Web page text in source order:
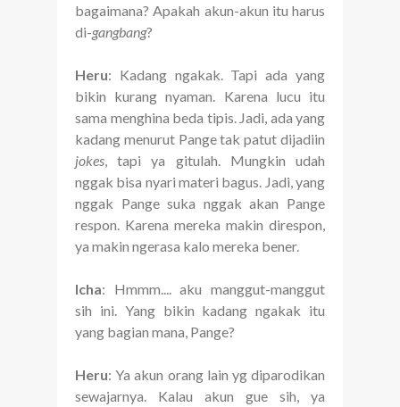
bagaimana? Apakah akun-akun itu harus
di-gangbang?
Heru: Kadang ngakak. Tapi ada yang
bikin kurang nyaman. Karena lucu itu
sama menghina beda tipis. Jadi, ada yang
kadang menurut Pange tak patut dijadiin
jokes, tapi ya gitulah. Mungkin udah
nggak bisa nyari materi bagus. Jadi, yang
nggak Pange suka nggak akan Pange
respon. Karena mereka makin direspon,
ya makin ngerasa kalo mereka bener.
Icha: Hmmm.... aku manggut-manggut
sih ini. Yang bikin kadang ngakak itu
yang bagian mana, Pange?
Heru: Ya akun orang lain yg diparodikan
sewajarnya. Kalau akun gue sih, ya